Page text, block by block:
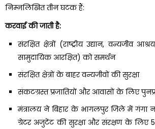
निम्नलिखित तीन घटक हैं:
करवाई की जाती है:
संरक्षित क्षेत्रों (राष्ट्रीय उद्यान, वन्यजीव
सामुदायिक आरक्षित) को समर्थन
संरक्षित क्षेत्रों के बाहर वन्यजीवों की सुरक्षा
संकटग्रस्त प्रजातियों और आवासों के लिए
मंत्रालय ने बिहार के भागलपुर जिले में गंगा
ग्रेटर अजुटेंट की सुरक्षा और संरक्षण के लिए